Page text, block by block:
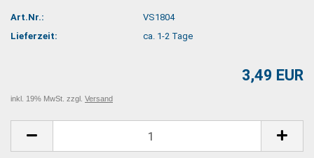
Art.Nr.:
VS1804
Lieferzeit:
ca. 1-2 Tage
3,49 EUR
inkl. 19% MwSt. zzgl. Versand